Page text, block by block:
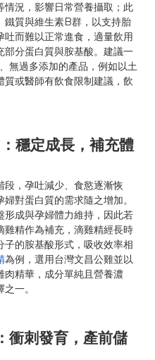
情況，影響日常營養攝取；此
鐵質與維生素B群，以支持胎
而難以正常進食，適量飲用
分蛋白質與胺基酸。建議一
無過多添加的產品，例如以土
或醫師有飲食限制建議，飲
穩定成長，補充體
，孕吐減少、食慾逐漸恢
對蛋白質的需求隨之增加。
成與孕婦體力維持，因此若
雞精作為補充，滴雞精經長時
子的胺基酸形式，吸收效率相
為例，選用台灣文昌公雞並以
肉精華，成分單純且營養濃
一。
衝刺發育，產前儲